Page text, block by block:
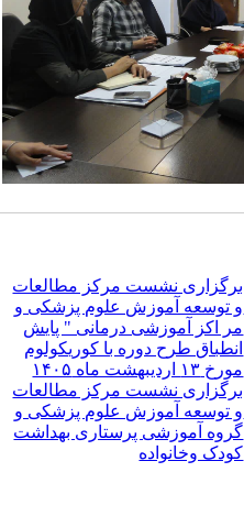
برگزاری نشست مرکز مطالعات
و توسعه آموزش علوم پزشکی و
مر اکز آموزشی درمانی " پایش
انطباق طرح دوره با کوریکولوم
مورخ ۱۳ اردیبهشت ماه ۱۴۰۵
برگزاری نشست مرکز مطالعات
و توسعه آموزش علوم پزشکی و
گروه آموزشی پرستاری بهداشت
کودک وخانواده